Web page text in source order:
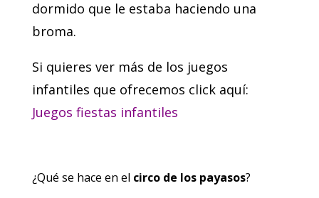
dormido que le estaba haciendo una
broma.
Si quieres ver más de los juegos
infantiles que ofrecemos click aquí:
Juegos fiestas infantiles
¿Qué se hace en el circo de los payasos?